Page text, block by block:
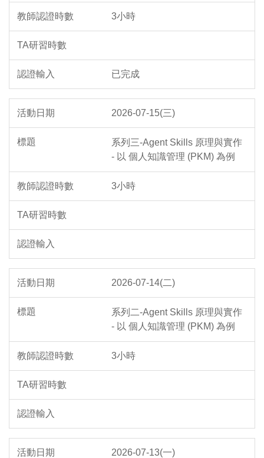
3小時
已完成
2026-07-15(三)
系列三-Agent Skills 原理與實作
- 以 個人知識管理 (PKM) 為例
3小時
2026-07-14(二)
系列二-Agent Skills 原理與實作
- 以 個人知識管理 (PKM) 為例
3小時
2026-07-13(一)